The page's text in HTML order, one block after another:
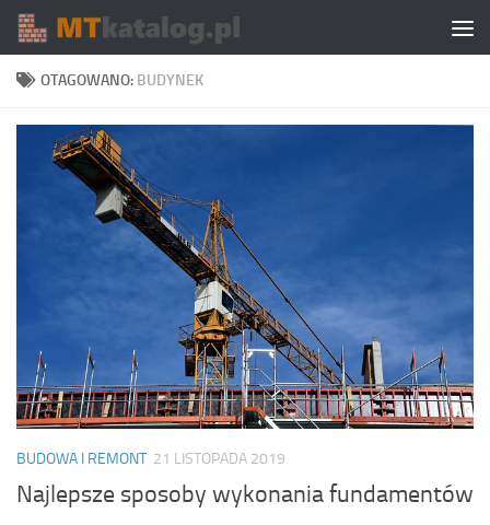
Skip to content
OTAGOWANO: BUDYNEK
BUDOWA I REMONT 21 LISTOPADA 2019
Najlepsze sposoby wykonania fundamentów